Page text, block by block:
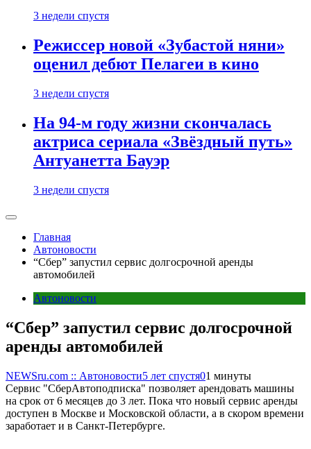
3 недели спустя
Режиссер новой «Зубастой няни»
оценил дебют Пелагеи в кино
3 недели спустя
На 94-м году жизни скончалась
актриса сериала «Звёздный путь»
Антуанетта Бауэр
3 недели спустя
Главная
Автоновости
“Сбер” запустил сервис долгосрочной аренды
автомобилей
Автоновости
“Сбер” запустил сервис долгосрочной
аренды автомобилей
NEWSru.com :: Автоновости5 лет спустя01 минуты
Сервис "СберАвтоподписка" позволяет арендовать машины
на срок от 6 месяцев до 3 лет. Пока что новый сервис аренды
доступен в Москве и Московской области, а в скором времени
заработает и в Санкт-Петербурге.